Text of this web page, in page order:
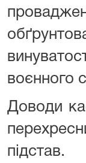
воєнного
Доводи
підстав.